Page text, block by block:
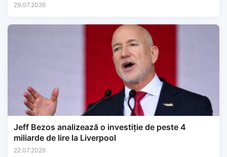
29.07.2026
Jeff Bezos analizează o investiție de peste 4
miliarde de lire la Liverpool
22.07.2026